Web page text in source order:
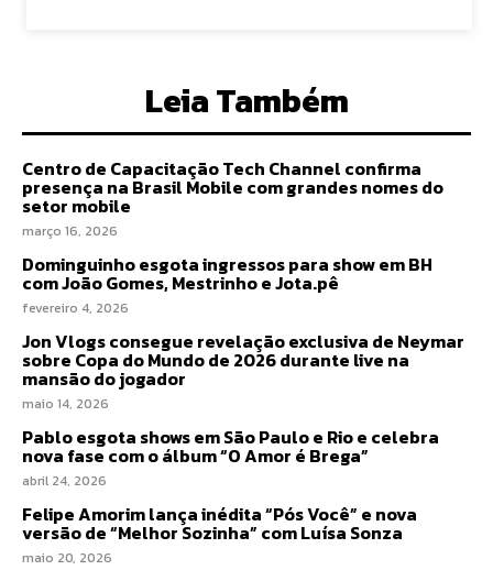
Leia Também
Centro de Capacitação Tech Channel confirma
presença na Brasil Mobile com grandes nomes do
setor mobile
março 16, 2026
Dominguinho esgota ingressos para show em BH
com João Gomes, Mestrinho e Jota.pê
fevereiro 4, 2026
Jon Vlogs consegue revelação exclusiva de Neymar
sobre Copa do Mundo de 2026 durante live na
mansão do jogador
maio 14, 2026
Pablo esgota shows em São Paulo e Rio e celebra
nova fase com o álbum “O Amor é Brega”
abril 24, 2026
Felipe Amorim lança inédita “Pós Você” e nova
versão de “Melhor Sozinha” com Luísa Sonza
maio 20, 2026